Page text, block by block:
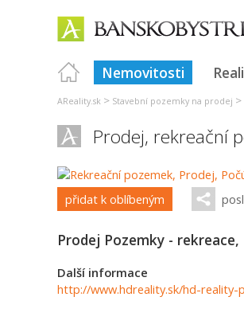
Nemovitosti
AReality.sk > Stavební pozemky na prodej >
Prodej, rekreační
přidat k oblíbeným
Prodej Pozemky -
Další informace
http://www.hdreality.sk/hd-